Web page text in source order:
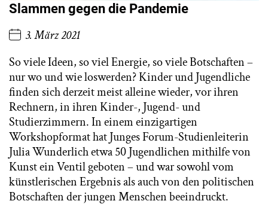
Slammen gegen die Pandemie
3. März 2021
So viele Ideen, so viel Energie, so viele Botschaften –
nur wo und wie loswerden? Kinder und Jugendliche
finden sich derzeit meist alleine wieder, vor ihren
Rechnern, in ihren Kinder-, Jugend- und
Studierzimmern. In einem einzigartigen
Workshopformat hat Junges Forum-Studienleiterin
Julia Wunderlich etwa 50 Jugendlichen mithilfe von
Kunst ein Ventil geboten – und war sowohl vom
künstlerischen Ergebnis als auch von den politischen
Botschaften der jungen Menschen beeindruckt.